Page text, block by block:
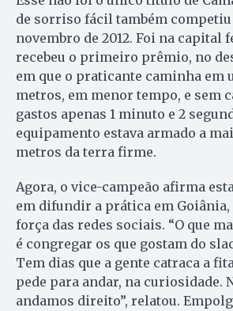
de sorriso fácil também
novembro de 2012. Foi na capital
recebeu o primeiro prêmio, no
em que o praticante caminha em
metros, em menor tempo, e sem
gastos apenas 1 minuto e 2
equipamento estava armado a
metros da terra firme.
Agora, o vice-campeão afirma
em difundir a prática em
força das redes sociais. “O que
é congregar os que gostam do
Tem dias que a gente catraca a
pede para andar, na curiosidade.
andamos direito”, relatou.